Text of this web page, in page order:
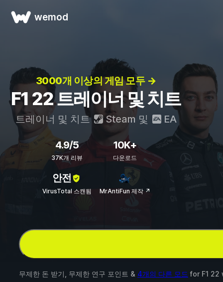
wemod
3000개 이상의 게임 모두 →
F1 22 트레이너 및 치트
트레이너 및 치트 Steam 및 EA
4.9/5
37K개 리뷰
10K+
다운로드
안전
VirusTotal 스캔됨 MrAntiFun 제작 ↗
무제한 돈 받기, 무제한 연구 포인트 & 4개의 다른 모드 for F1 22